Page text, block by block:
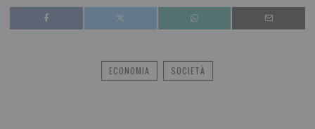
ECONOMIA SOCIETÀ